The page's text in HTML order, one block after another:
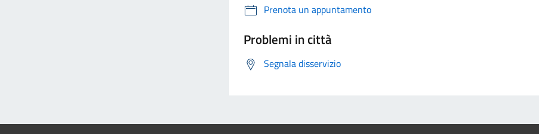
Prenota un appuntamento
Problemi in città
Segnala disservizio